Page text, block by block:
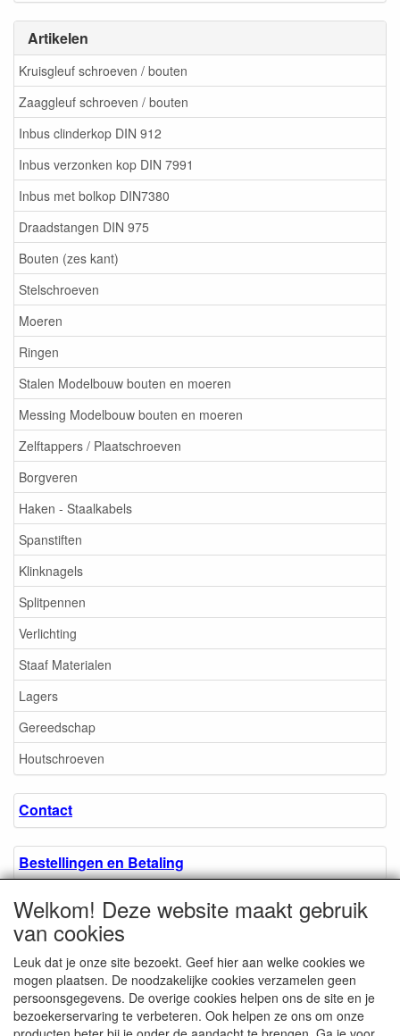
Artikelen
Kruisgleuf schroeven / bouten
Zaaggleuf schroeven / bouten
Inbus clinderkop DIN 912
Inbus verzonken kop DIN 7991
Inbus met bolkop DIN7380
Draadstangen DIN 975
Bouten (zes kant)
Stelschroeven
Moeren
Ringen
Stalen Modelbouw bouten en moeren
Messing Modelbouw bouten en moeren
Zelftappers / Plaatschroeven
Borgveren
Haken - Staalkabels
Spanstiften
Klinknagels
Splitpennen
Verlichting
Staaf Materialen
Lagers
Gereedschap
Houtschroeven
Contact
Bestellingen en Betaling
Algemene voorwaarden
Over ons.
Privacyverklaring
Welkom! Deze website maakt gebruik
van cookies
Leuk dat je onze site bezoekt. Geef hier aan welke cookies we
mogen plaatsen. De noodzakelijke cookies verzamelen geen
persoonsgegevens. De overige cookies helpen ons de site en je
bezoekerservaring te verbeteren. Ook helpen ze ons om onze